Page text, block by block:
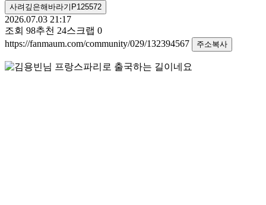
사려깊은해바라기P125572
2026.07.03 21:17
조회 98추천 24스크랩 0
https://fanmaum.com/community/029/132394567
주소복사